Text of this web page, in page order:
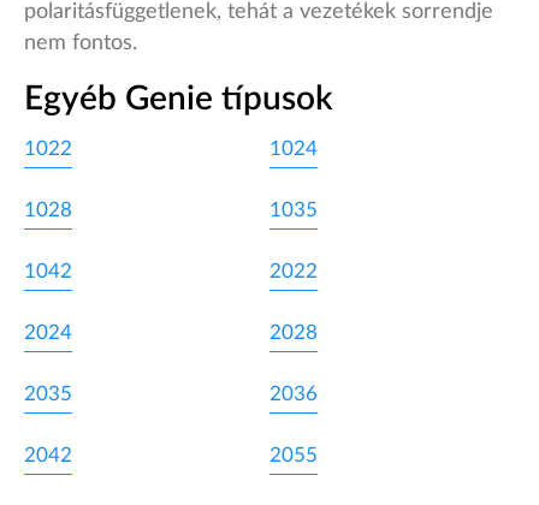
polaritásfüggetlenek, tehát a vezetékek sorrendje
nem fontos.
Egyéb Genie típusok
1022 1024
1028 1035
1042 2022
2024 2028
2035 2036
2042 2055